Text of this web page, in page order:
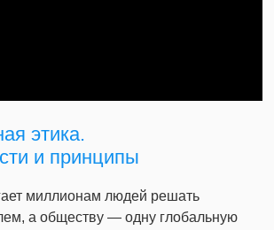
этика.
и принципы
миллионам людей решать
а обществу — одну глобальную